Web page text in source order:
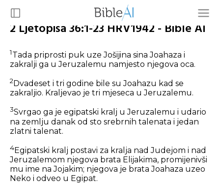
2 Ljetopisa 36:1-23 HRV1942 - Bible AI
1Tada priprosti puk uze Jošijina sina Joahaza i
zakralji ga u Jeruzalemu namjesto njegova oca.
2 Dvadeset i tri godine bile su Joahazu kad se
zakraljio. Kraljevao je tri mjeseca u Jeruzalemu.
3Svrgao ga je egipatski kralj u Jeruzalemu i udario
na zemlju danak od sto srebrnih talenata i jedan
zlatni talenat.
4Egipatski kralj postavi za kralja nad Judejom i nad
Jeruzalemom njegova brata Elijakima, promijenivši
mu ime na Jojakim; njegova je brata Joahaza uzeo
Neko i odveo u Egipat.